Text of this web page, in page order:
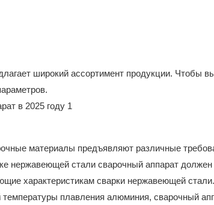
широкий ассортимент продукции. Чтобы
материалы предъявляют различные
нержавеющей стали сварочный аппарат должен
характеристикам сварки нержавеющей
температуры плавления алюминия, сварочный